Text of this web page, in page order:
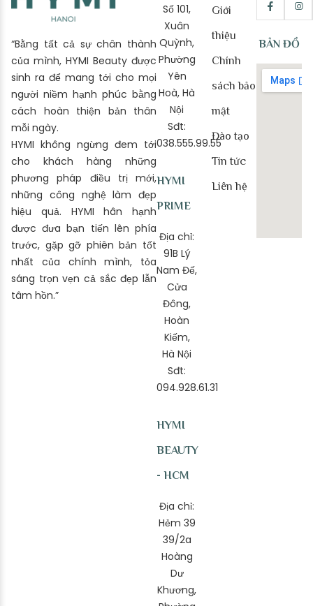
“Bằng tất cả sự chân thành
của mình, HYMI Beauty được
sinh ra để mang tới cho mọi
người niềm hạnh phúc bằng
cách hoàn thiện bản thân
mỗi ngày.
HYMI không ngừng đem tới
cho khách hàng những
phương pháp điều trị mới,
những công nghệ làm đẹp
hiệu quả. HYMI hân hạnh
được đưa bạn tiến lên phía
trước, gặp gỡ phiên bản tốt
nhất của chính mình, tỏa
sáng trọn vẹn cả sắc đẹp lẫn
tâm hồn.”
Số 101,
Xuân
Quỳnh,
Phường
Yên
Hoà, Hà
Nội
Sđt:
038.555.99.55
HYMI
PRIME
Địa chỉ:
91B Lý
Nam Đế,
Cửa
Đông,
Hoàn
Kiếm,
Hà Nội
Sđt:
094.928.61.31
HYMI
BEAUTY
- HCM
Địa chỉ:
Hẻm 39
39/2a
Hoàng
Dư
Khương,
Giới
thiệu
Chính
sách bảo
mật
Đào tạo
Tin tức
Liên hệ
BẢN ĐỒ